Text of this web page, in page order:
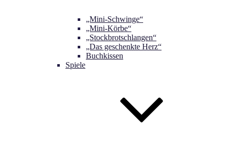
„Mini-Schwinge“
„Mini-Körbe“
„Stockbrotschlangen“
„Das geschenkte Herz“
Buchkissen
Spiele